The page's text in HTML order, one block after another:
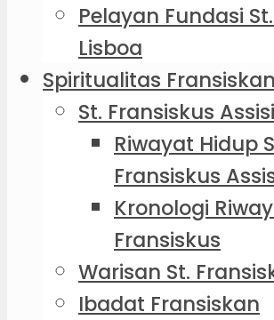
Pelayan Fundasi
Lisboa
Spiritualitas Fransiskan
St. Fransiskus Assisi
Riwayat Hidup
Fransiskus
Kronologi
Fransiskus
Warisan St.
Ibadat Fransiskan